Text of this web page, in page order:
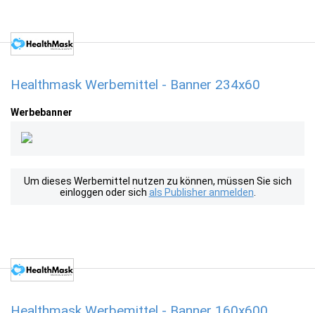
Healthmask Werbemittel - Banner 234x60
Werbebanner
Um dieses Werbemittel nutzen zu können, müssen Sie sich
einloggen oder sich als Publisher anmelden